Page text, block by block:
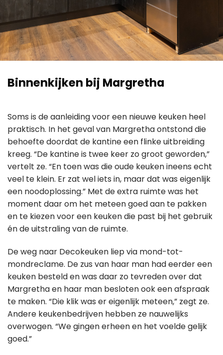
Binnenkijken bij Margretha
Soms is de aanleiding voor een nieuwe keuken heel
praktisch. In het geval van Margretha ontstond die
behoefte doordat de kantine een flinke uitbreiding
kreeg. “De kantine is twee keer zo groot geworden,”
vertelt ze. “En toen was die oude keuken ineens echt
veel te klein. Er zat wel iets in, maar dat was eigenlijk
een noodoplossing.” Met de extra ruimte was het
moment daar om het meteen goed aan te pakken
en te kiezen voor een keuken die past bij het gebruik
én de uitstraling van de ruimte.
De weg naar Decokeuken liep via mond-tot-
mondreclame. De zus van haar man had eerder een
keuken besteld en was daar zo tevreden over dat
Margretha en haar man besloten ook een afspraak
te maken. “Die klik was er eigenlijk meteen,” zegt ze.
Andere keukenbedrijven hebben ze nauwelijks
overwogen. “We gingen erheen en het voelde gelijk
goed.”